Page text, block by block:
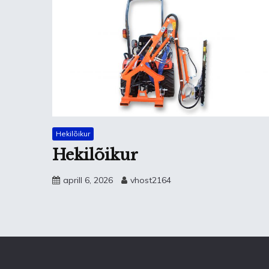
Hekilõikur
Hekilõikur
aprill 6, 2026 vhost2164